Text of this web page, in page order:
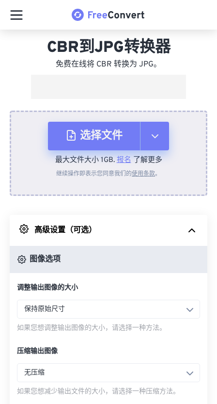
CBR到JPG转换器
免费在线将 CBR 转换为 JPG。
选择文件
从设备
来自 Google Drive
最大文件大小 1GB.报名了解更多
继续操作即表示您同意我们的使用条款。
高级设置（可选）
图像选项
调整输出图像的大小
保持原始尺寸
如果您想调整输出图像的大小，请选择一种方法。
压缩输出图像
无压缩
如果您想减少输出文件的大小，请选择一种压缩方法。